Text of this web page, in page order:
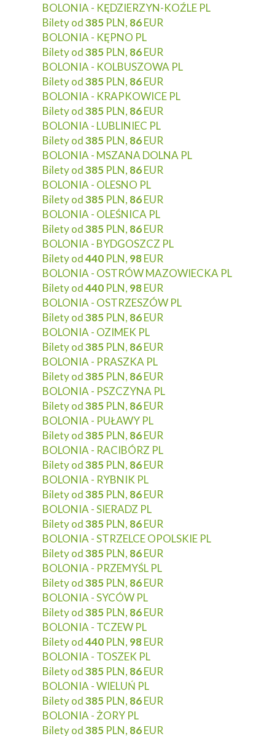
BOLONIA - KĘDZIERZYN-KOŹLE PL
Bilety od385 PLN, 86EUR
BOLONIA - KĘPNO PL
Bilety od385 PLN, 86EUR
BOLONIA - KOLBUSZOWA PL
Bilety od385 PLN, 86EUR
BOLONIA - KRAPKOWICE PL
Bilety od385 PLN, 86EUR
BOLONIA - LUBLINIEC PL
Bilety od385 PLN, 86EUR
BOLONIA - MSZANA DOLNA PL
Bilety od385 PLN, 86EUR
BOLONIA - OLESNO PL
Bilety od385 PLN, 86EUR
BOLONIA - OLEŚNICA PL
Bilety od385 PLN, 86EUR
BOLONIA - BYDGOSZCZ PL
Bilety od440 PLN, 98EUR
BOLONIA - OSTRÓW MAZOWIECKA PL
Bilety od440 PLN, 98EUR
BOLONIA - OSTRZESZÓW PL
Bilety od385 PLN, 86EUR
BOLONIA - OZIMEK PL
Bilety od385 PLN, 86EUR
BOLONIA - PRASZKA PL
Bilety od385 PLN, 86EUR
BOLONIA - PSZCZYNA PL
Bilety od385 PLN, 86EUR
BOLONIA - PUŁAWY PL
Bilety od385 PLN, 86EUR
BOLONIA - RACIBÓRZ PL
Bilety od385 PLN, 86EUR
BOLONIA - RYBNIK PL
Bilety od385 PLN, 86EUR
BOLONIA - SIERADZ PL
Bilety od385 PLN, 86EUR
BOLONIA - STRZELCE OPOLSKIE PL
Bilety od385 PLN, 86EUR
BOLONIA - PRZEMYŚL PL
Bilety od385 PLN, 86EUR
BOLONIA - SYCÓW PL
Bilety od385 PLN, 86EUR
BOLONIA - TCZEW PL
Bilety od440 PLN, 98EUR
BOLONIA - TOSZEK PL
Bilety od385 PLN, 86EUR
BOLONIA - WIELUŃ PL
Bilety od385 PLN, 86EUR
BOLONIA - ŻORY PL
Bilety od385 PLN, 86EUR